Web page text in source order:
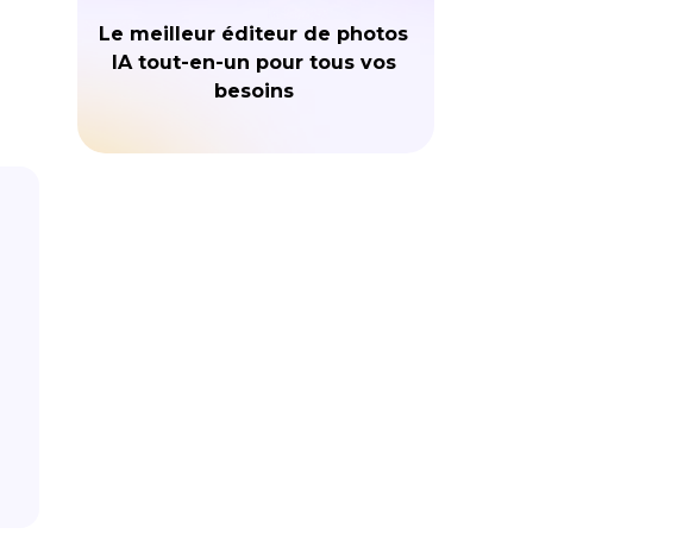
Le meilleur éditeur de photos
IA tout-en-un pour tous vos
besoins